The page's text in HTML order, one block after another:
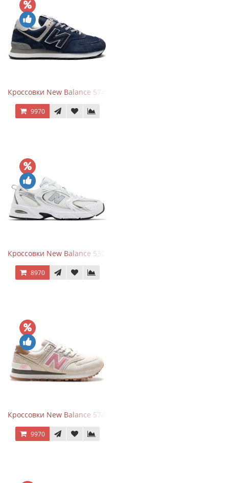
Кроссовки New Balance 574 Navy Blue Grey
9970
Кроссовки New Balance 530 White Silver Metallic
8970
Кроссовки New Balance 574 Power Beige Pink
9970